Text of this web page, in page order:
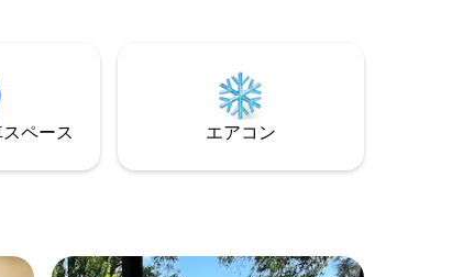
下でシャワーを浴び、リラックスしたリ
ビングスペースで過ごすことを想像して
ペ⁠ー⁠ス エアコン